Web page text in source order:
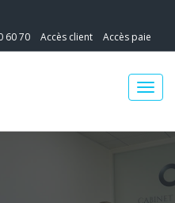
60 70 Accès client Accès paie